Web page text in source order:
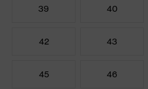
39 40
42 43
45 46